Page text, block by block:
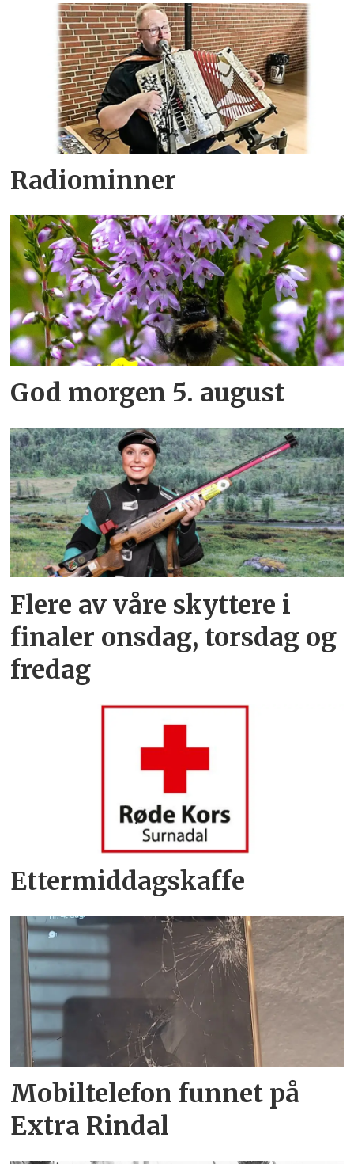
Radiominner
God morgen 5. august
Flere av våre skyttere i
finaler onsdag, torsdag og
fredag
Ettermiddagskaffe
Mobiltelefon funnet på
Extra Rindal